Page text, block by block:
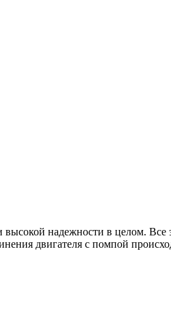
надежности в целом. Все
двигателя с помпой